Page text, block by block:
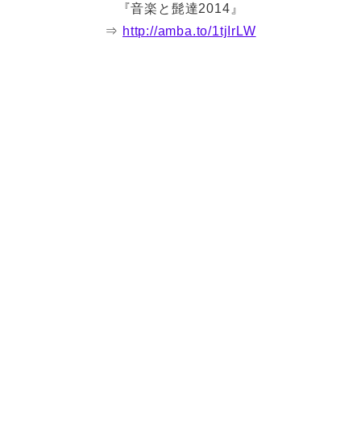
『音楽と髭達2014』
⇒ http://amba.to/1tjIrLW